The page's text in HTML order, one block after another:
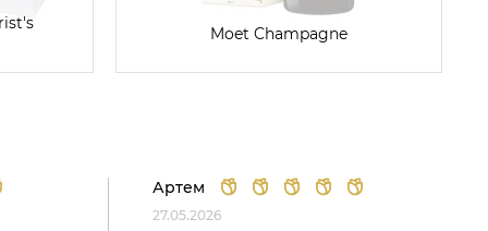
Moet Champagne
Артем
27.05.2026